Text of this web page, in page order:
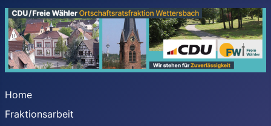
Home
Fraktionsarbeit